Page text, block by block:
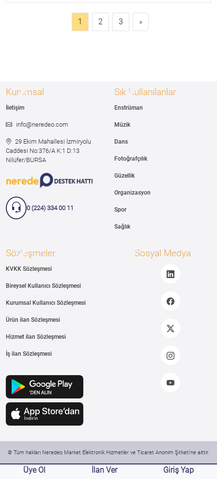
1 2 3 »
Kurumsal
İletişim
info@neredeo.com
29 Ekim Mahallesi İzmiryolu
Caddesi No:376/A K:1 D:13
Nilüfer/BURSA
0 (224) 334 00 11
Sık Kullanılanlar
Enstrüman
Müzik
Dans
Fotoğrafçılık
Güzellik
Organizasyon
Spor
Sağlık
Sözleşmeler
KVKK Sözleşmesi
Bireysel Kullanıcı Sözleşmesi
Kurumsal Kullanıcı Sözleşmesi
Ürün ilan Sözleşmesi
Hizmet ilan Sözleşmesi
İş ilan Sözleşmesi
Sosyal Medya
© Tüm hakları Neredeo Market Elektronik Hizmetler ve Ticaret Anonim Şirketi'ne aittir.
Üye Ol İlan Ver Giriş Yap